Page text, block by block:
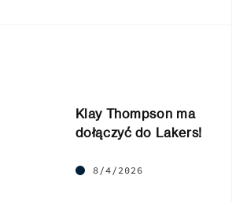
Klay Thompson ma
dołączyć do Lakers!
8/4/2026